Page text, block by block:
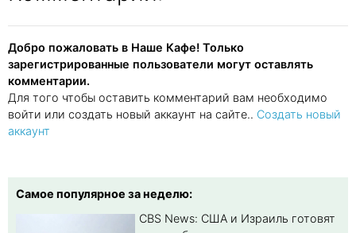
Добро пожаловать в Наше Кафе! Только
зарегистрированные пользователи могут оставлять
комментарии.
Для того чтобы оставить комментарий вам необходимо
войти или создать новый аккаунт на сайте.. Создать новый
аккаунт
Самое популярное за неделю:
CBS News: США и Израиль готовят